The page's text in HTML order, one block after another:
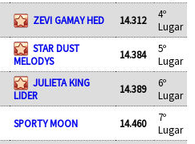
ZEVI GAMAY HED 14.312
4º
Lugar
STAR DUST
MELODYS
14.384
5º
Lugar
JULIETA KING
LIDER
14.389
6º
Lugar
SPORTY MOON 14.460
7º
Lugar